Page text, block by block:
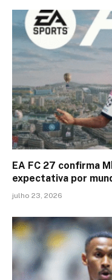
EA FC 27 confirma
expectativa por
julho 23, 2026